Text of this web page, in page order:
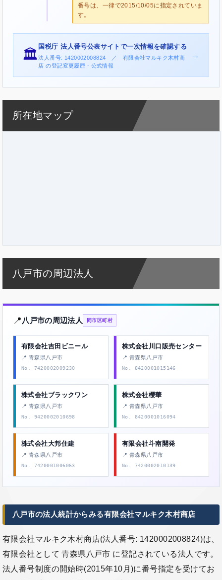
番号は、一律で2015/10/05に指定されていま
す。
🏛️
国税庁 法人番号公表サイトで一次情報を確認する
法人番号: 1420002008824 ／ 有限会社マルキク木村商
店 の登記変更履歴・公式情報
→
所在地マップ
八戸市の周辺法人
📍 八戸市の周辺法人 同市区町村
有限会社吉田ビニール
📍 青森県八戸市
No. 7420002009230
株式会社川口販売センター
📍 青森県八戸市
No. 8420001015146
株式会社ブラックワン
📍 青森県八戸市
No. 9420002010698
株式会社櫻華
📍 青森県八戸市
No. 8420001016094
株式会社大邦住建
📍 青森県八戸市
No. 7420001006063
有限会社斗南開発
📍 青森県八戸市
No. 7420002010139
八戸市の法人統計からみる有限会社マルキク木村商店
有限会社マルキク木村商店(法人番号: 1420002008824)は、
有限会社として 青森県八戸市 に登記されている法人です。
法人番号制度の開始時(2015年10月)に番号指定を受けてお